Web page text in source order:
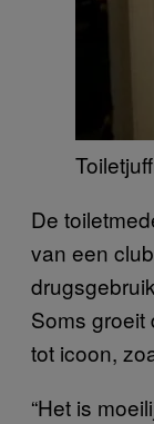
De
van een
Soms groeit
tot icoon,
“Het is